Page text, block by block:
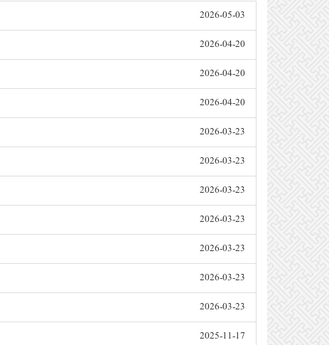
2026-05-03
2026-04-20
2026-04-20
2026-04-20
2026-03-23
2026-03-23
2026-03-23
2026-03-23
2026-03-23
2026-03-23
2026-03-23
2025-11-17